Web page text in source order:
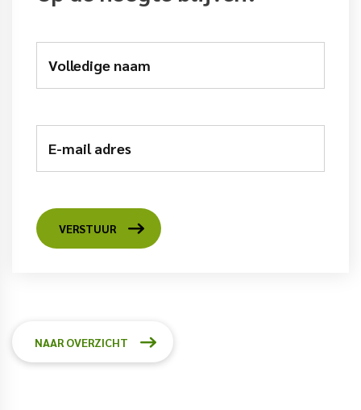
Volledige naam
E-mail adres
VERSTUUR
NAAR OVERZICHT